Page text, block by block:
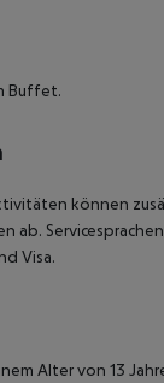
Buffet.
können
ab.
Visa.
Alter von 13